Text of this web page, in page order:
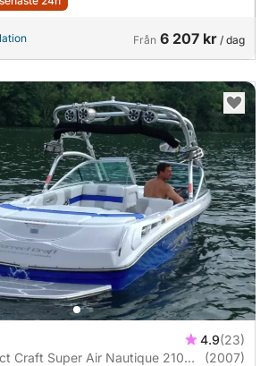
Från 6 207 kr / dag
4.9(23)
Craft Super Air Nautique 210
(2007)